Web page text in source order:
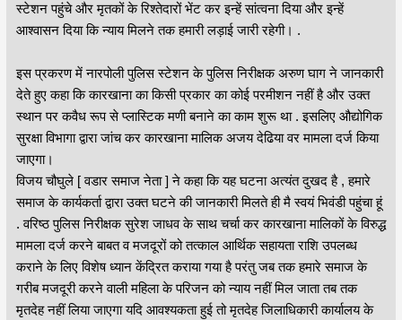
स्टेशन पहुंचे और मृतकों के रिश्तेदारों भेंट कर इन्हें सांत्वना दिया और इन्हें
आश्वासन दिया कि न्याय मिलने तक हमारी लड़ाई जारी रहेगी। .
इस प्रकरण में नारपोली पुलिस स्टेशन के पुलिस निरीक्षक अरुण घाग ने जानकारी
देते हुए कहा कि कारखाना का किसी प्रकार का कोई परमीशन नहीं है और उक्त
स्थान पर कवैध रूप से प्लास्टिक मणी बनाने का काम शुरू था . इसलिए औद्योगिक
सुरक्षा विभागा द्वारा जांच कर कारखाना मालिक अजय देढिया वर मामला दर्ज किया
जाएगा।
विजय चौघुले [ वडार समाज नेता ] ने कहा कि यह घटना अत्यंत दुखद है , हमारे
समाज के कार्यकर्ता द्वारा उक्त घटने की जानकारी मिलते ही मै स्वयं भिवंडी पहुंचा हूं
. वरिष्ठ पुलिस निरीक्षक सुरेश जाधव के साथ चर्चा कर कारखाना मालिकों के विरुद्ध
मामला दर्ज करने बाबत व मजदूरों को तत्काल आर्थिक सहायता राशि उपलब्ध
कराने के लिए विशेष ध्यान केंद्रित कराया गया है परंतु जब तक हमारे समाज के
गरीब मजदूरी करने वाली महिला के परिजन को न्याय नहीं मिल जाता तब तक
मृतदेह नहीं लिया जाएगा यदि आवश्यकता हुई तो मृतदेह जिलाधिकारी कार्यालय के